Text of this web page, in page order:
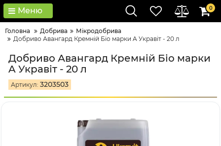
Меню 0
Головна Добрива
Мікродобрива
Добриво Авангард Кремній Біо марки A Укравіт - 20 л
Добриво Авангард Кремній Біо марки
A Укравіт - 20 л
Артикул: 3203503